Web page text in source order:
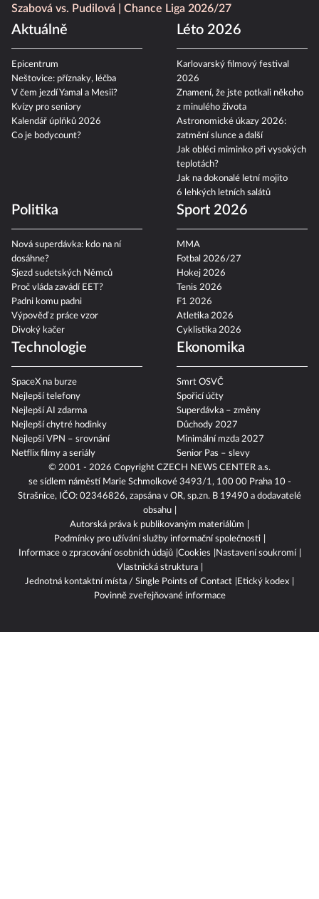
© 2001 - 2026 Copyright CZECH NEWS CENTER a.s.
se sídlem náměstí Marie Schmolkové 3493/1, 100 00 Praha 10 -
Strašnice, IČO: 02346826, zapsána v OR, sp.zn. B 19490 a dodavatelé
obsahu
Autorská práva k publikovaným materiálům
Podmínky pro užívání služby informační společnosti
Informace o zpracování osobních údajů Cookies
Nastavení soukromí
Vlastnická struktura
Jednotná kontaktní místa / Single Points of Contact
Etický kodex
Povinně zveřejňované informace
Szabová vs. Pudilová
Chance Liga 2026/27
Aktuálně
Epicentrum
Neštovice: příznaky, léčba
V čem jezdí Yamal a Mesii?
Kvízy pro seniory
Kalendář úplňků 2026
Co je bodycount?
Léto 2026
Karlovarský filmový festival
2026
Znamení, že jste potkali někoho
z minulého života
Astronomické úkazy 2026:
zatmění slunce a další
Jak obléci miminko při vysokých
teplotách?
Jak na dokonalé letní mojito
6 lehkých letních salátů
Politika
Nová superdávka: kdo na ní
dosáhne?
Sjezd sudetských Němců
Proč vláda zavádí EET?
Padni komu padni
Výpověď z práce vzor
Divoký kačer
Sport 2026
MMA
Fotbal 2026/27
Hokej 2026
Tenis 2026
F1 2026
Atletika 2026
Cyklistika 2026
Technologie
SpaceX na burze
Nejlepší telefony
Nejlepší AI zdarma
Nejlepší chytré hodinky
Nejlepší VPN – srovnání
Netflix filmy a seriály
Ekonomika
Smrt OSVČ
Spořicí účty
Superdávka – změny
Důchody 2027
Minimální mzda 2027
Senior Pas – slevy